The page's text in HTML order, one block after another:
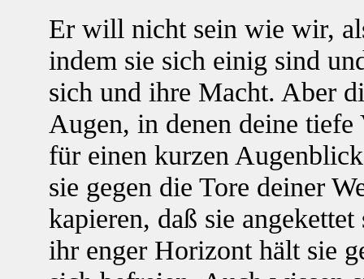
Er will nicht sein wie wir,
indem sie sich einig sind
sich und ihre Macht. Aber
Augen, in denen deine
für einen kurzen
sie gegen die Tore deiner
kapieren, daß sie
ihr enger Horizont hält sie